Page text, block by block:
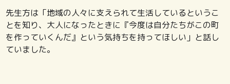
先生方は「地域の人々に支えられて生活しているというこ
とを知り、大人になったときに『今度は自分たちがこの町
を作っていくんだ』という気持ちを持ってほしい」と話し
ていました。